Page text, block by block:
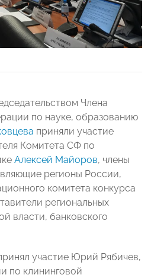
Члена
по науке, образованию
приняли участие
Комитета СФ по
Алексей Майоров, члены
регионы России,
комитета конкурса
региональных
власти, банковского
участие Юрий Рябичев,
по клининговой